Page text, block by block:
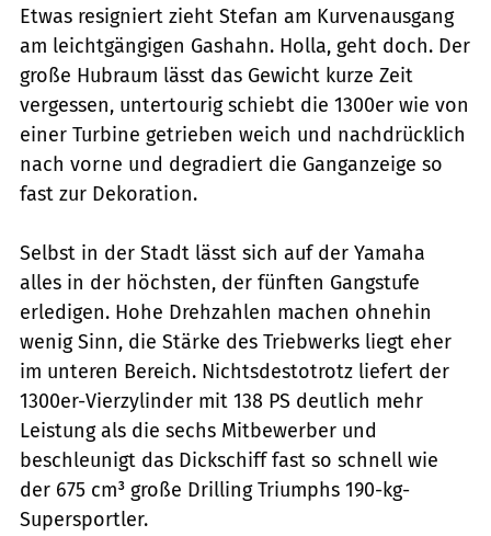
Etwas resigniert zieht Stefan am Kurvenausgang
am leichtgängigen Gashahn. Holla, geht doch. Der
große Hubraum lässt das Gewicht kurze Zeit
vergessen, untertourig schiebt die 1300er wie von
einer Turbine getrieben weich und nachdrücklich
nach vorne und degradiert die Ganganzeige so
fast zur Dekoration.
Selbst in der Stadt lässt sich auf der Yamaha
alles in der höchsten, der fünften Gangstufe
erledigen. Hohe Drehzahlen machen ohnehin
wenig Sinn, die Stärke des Triebwerks liegt eher
im unteren Bereich. Nichtsdestotrotz liefert der
1300er-Vierzylinder mit 138 PS deutlich mehr
Leistung als die sechs Mitbewerber und
beschleunigt das Dickschiff fast so schnell wie
der 675 cm³ große Drilling Triumphs 190-kg-
Supersportler.